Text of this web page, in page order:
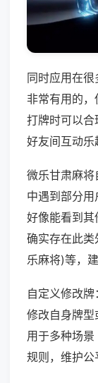
同时应用在
非常有用的
打牌时可以
好友间互动乐
微乐甘肃麻
中遇到部分
好像能看到其
确实存在此
乐麻将)等，
自定义修改牌
修改自身牌型
用于多种场
规则，维护公